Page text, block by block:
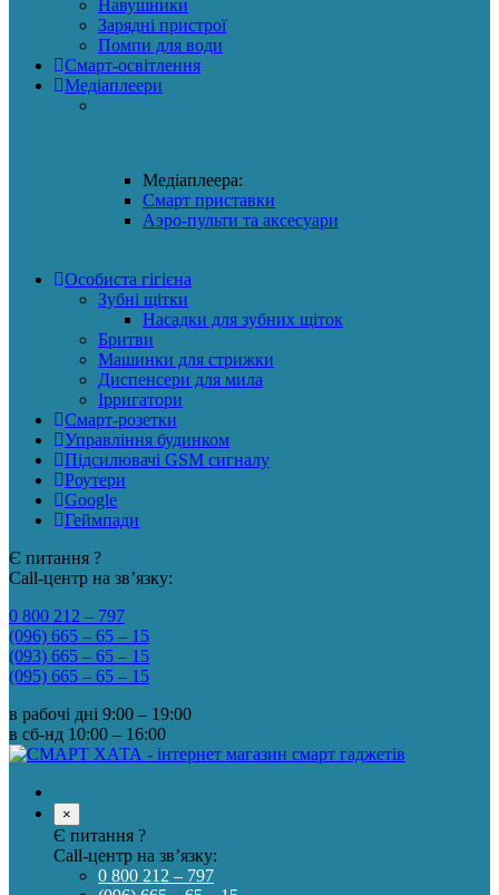
Навушники
Зарядні пристрої
Помпи для води
Смарт-освітлення
Медіаплеери
Медіаплеера:
Смарт приставки
Аэро-пульти та аксесуари
Особиста гігієна
Зубні щітки
Насадки для зубних щіток
Бритви
Машинки для стрижки
Диспенсери для мила
Ірригатори
Смарт-розетки
Управління будинком
Підсилювачі GSM сигналу
Роутери
Google
Геймпади
Є питання ?
Call-центр на зв’язку:
0 800 212 – 797
(096) 665 – 65 – 15
(093) 665 – 65 – 15
(095) 665 – 65 – 15
в рабочі дні 9:00 – 19:00
в сб-нд 10:00 – 16:00
×
Є питання ?
Call-центр на зв’язку:
0 800 212 – 797